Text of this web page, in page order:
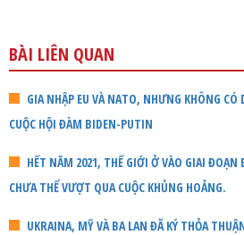
BÀI LIÊN QUAN
GIA NHẬP EU VÀ NATO, NHƯNG KHÔNG CÓ
CUỘC HỘI ĐÀM BIDEN-PUTIN
HẾT NĂM 2021, THẾ GIỚI Ở VÀO GIAI
CHƯA THỂ VƯỢT QUA CUỘC KHỦNG HOẢNG.
UKRAINA, MỸ VÀ BA LAN ĐÃ KÝ THỎA